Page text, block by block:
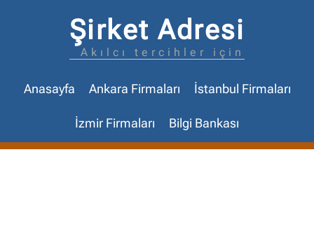
Şirket Adresi
Akılcı tercihler için
Anasayfa Ankara Firmaları İstanbul Firmaları
İzmir Firmaları Bilgi Bankası